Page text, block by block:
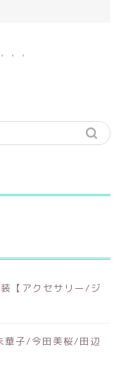
【アクセサリー/ジ
華子/今田美桜/田辺